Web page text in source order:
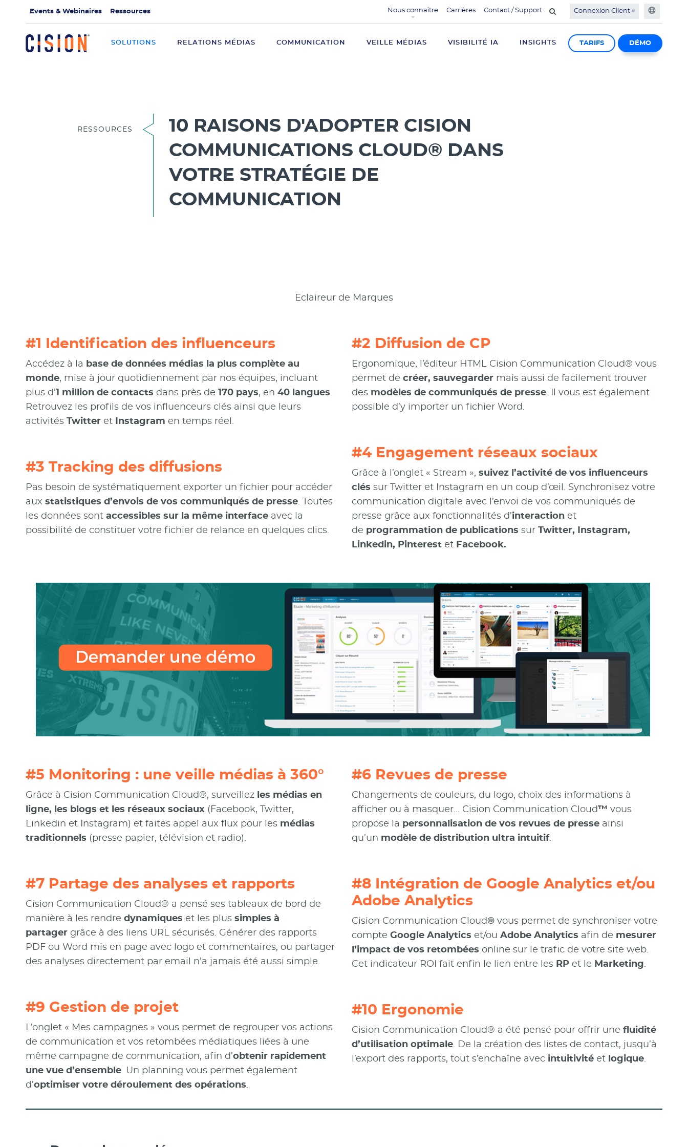
Events & Webinaires Ressources Nous connaître Carrières Contact / Support Connexion Client
SOLUTIONS RELATIONS MÉDIAS COMMUNICATION VEILLE MÉDIAS VISIBILITÉ IA INSIGHTS TARIFS DÉMO
RESSOURCES
10 RAISONS D'ADOPTER CISION
COMMUNICATIONS CLOUD® DANS
VOTRE STRATÉGIE DE
COMMUNICATION
Eclaireur de Marques
#1 Identification des influenceurs
Accédez à la
base de données médias la plus complète au
monde, mise à jour quotidiennement par nos équipes, incluant
plus d’1 million de contacts dans près de 170 pays, en 40 langues.
Retrouvez les profils de vos influenceurs clés ainsi que leurs
activités Twitter et Instagram en temps réel.
#3 Tracking des diffusions
Pas besoin de systématiquement exporter un fichier pour accéder
aux statistiques d’envois de vos communiqués de presse. Toutes
les données sont accessibles sur la même interface avec la
possibilité de constituer votre fichier de relance en quelques clics.
#2 Diffusion de CP
Ergonomique, l’éditeur HTML Cision Communication Cloud® vous
permet de créer, sauvegarder mais aussi de facilement trouver
des modèles de communiqués de presse. Il vous est également
possible d’y importer un fichier Word.
#4 Engagement réseaux sociaux
Grâce à l’onglet « Stream », suivez l’activité de vos influenceurs
clés sur Twitter et Instagram en un coup d’œil. Synchronisez votre
communication digitale avec l’envoi de vos communiqués de
presse grâce aux fonctionnalités d’interaction et
de programmation de publications sur Twitter, Instagram,
Linkedin, Pinterest et Facebook.
#5 Monitoring : une veille médias à 360°
Grâce à Cision Communication Cloud®, surveillez les médias en
ligne, les blogs et les réseaux sociaux (Facebook, Twitter,
Linkedin et Instagram) et faites appel aux flux pour les médias
traditionnels (presse papier, télévision et radio).
#7 Partage des analyses et rapports
Cision Communication Cloud® a pensé ses tableaux de bord de
manière à les rendre dynamiques et les plus simples à
partager grâce à des liens URL sécurisés. Générer des rapports
PDF ou Word mis en page avec logo et commentaires, ou partager
des analyses directement par email n’a jamais été aussi simple.
#9 Gestion de projet
L’onglet « Mes campagnes » vous permet de regrouper vos actions
de communication et vos retombées médiatiques liées à une
même campagne de communication, afin d’obtenir rapidement
une vue d’ensemble. Un planning vous permet également
d’optimiser votre déroulement des opérations.
#6 Revues de presse
Changements de couleurs, du logo, choix des informations à
afficher ou à masquer… Cision Communication Cloud™ vous
propose la personnalisation de vos revues de presse ainsi
qu’un modèle de distribution ultra intuitif.
#8 Intégration de Google Analytics et/ou
Adobe Analytics
Cision Communication Cloud® vous permet de synchroniser votre
compte Google Analytics et/ou Adobe Analytics afin de mesurer
l’impact de vos retombées online sur le trafic de votre site web.
Cet indicateur ROI fait enfin le lien entre les RP et le Marketing.
#10 Ergonomie
Cision Communication Cloud® a été pensé pour offrir une fluidité
d’utilisation optimale. De la création des listes de contact, jusqu’à
l’export des rapports, tout s’enchaîne avec intuitivité et logique.